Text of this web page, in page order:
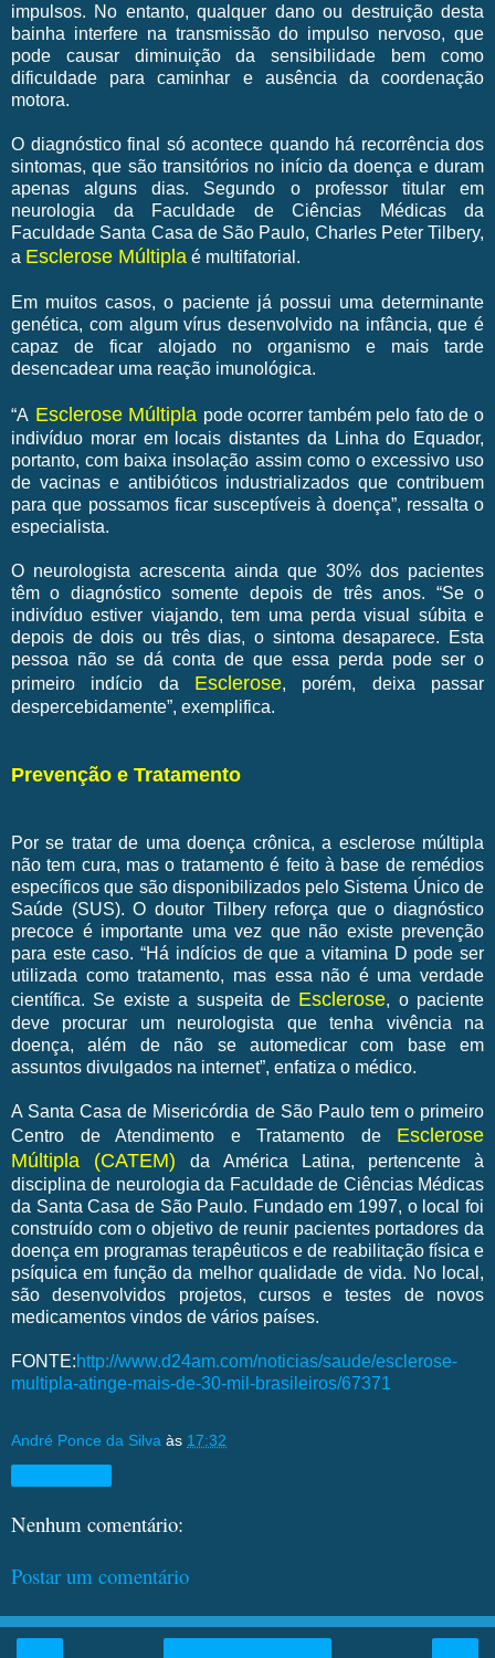
impulsos. No entanto, qualquer dano ou destruição desta
bainha interfere na transmissão do impulso nervoso, que
pode causar diminuição da sensibilidade bem como
dificuldade para caminhar e ausência da coordenação
motora.
O diagnóstico final só acontece quando há recorrência dos
sintomas, que são transitórios no início da doença e duram
apenas alguns dias. Segundo o professor titular em
neurologia da Faculdade de Ciências Médicas da
Faculdade Santa Casa de São Paulo, Charles Peter Tilbery,
a Esclerose Múltipla é multifatorial.
Em muitos casos, o paciente já possui uma determinante
genética, com algum vírus desenvolvido na infância, que é
capaz de ficar alojado no organismo e mais tarde
desencadear uma reação imunológica.
“A Esclerose Múltipla pode ocorrer também pelo fato de o
indivíduo morar em locais distantes da Linha do Equador,
portanto, com baixa insolação assim como o excessivo uso
de vacinas e antibióticos industrializados que contribuem
para que possamos ficar susceptíveis à doença”, ressalta o
especialista.
O neurologista acrescenta ainda que 30% dos pacientes
têm o diagnóstico somente depois de três anos. “Se o
indivíduo estiver viajando, tem uma perda visual súbita e
depois de dois ou três dias, o sintoma desaparece. Esta
pessoa não se dá conta de que essa perda pode ser o
primeiro indício da Esclerose, porém, deixa passar
despercebidamente”, exemplifica.
Prevenção e Tratamento
Por se tratar de uma doença crônica, a esclerose múltipla
não tem cura, mas o tratamento é feito à base de remédios
específicos que são disponibilizados pelo Sistema Único de
Saúde (SUS). O doutor Tilbery reforça que o diagnóstico
precoce é importante uma vez que não existe prevenção
para este caso. “Há indícios de que a vitamina D pode ser
utilizada como tratamento, mas essa não é uma verdade
científica. Se existe a suspeita de Esclerose, o paciente
deve procurar um neurologista que tenha vivência na
doença, além de não se automedicar com base em
assuntos divulgados na internet”, enfatiza o médico.
A Santa Casa de Misericórdia de São Paulo tem o primeiro
Centro de Atendimento e Tratamento de Esclerose
Múltipla (CATEM)da América Latina, pertencente à
disciplina de neurologia da Faculdade de Ciências Médicas
da Santa Casa de São Paulo. Fundado em 1997, o local foi
construído com o objetivo de reunir pacientes portadores da
doença em programas terapêuticos e de reabilitação física e
psíquica em função da melhor qualidade de vida. No local,
são desenvolvidos projetos, cursos e testes de novos
medicamentos vindos de vários países.
FONTE:http://www.d24am.com/noticias/saude/esclerose-
multipla-atinge-mais-de-30-mil-brasileiros/67371
André Ponce da Silva às 17:32
Nenhum comentário:
Postar um comentário